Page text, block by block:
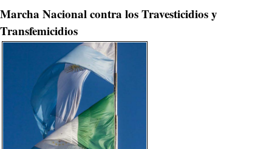
Marcha Nacional contra los Travesticidios y
Transfemicidios